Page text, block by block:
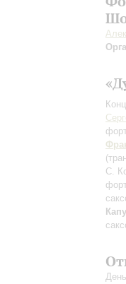
С.